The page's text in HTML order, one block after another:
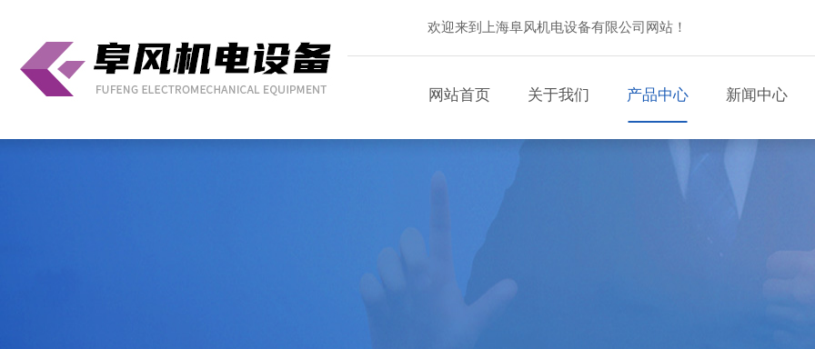
欢迎来到上海阜风机电设备有限公司网站！
网站首页 关于我们 产品中心 新闻中心